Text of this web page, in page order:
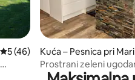
Prosječna ocjena: 5/5, recenzija:
5 (46)
Kuća – Pesnica pri
Prostrani zeleni
Maribora (bazen +